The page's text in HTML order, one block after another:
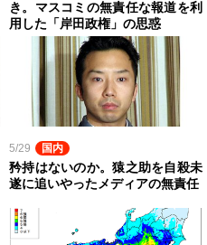
き。マスコミの無責任な報道を利
用した「岸田政権」の思惑
5/29 国内
矜持はないのか。猿之助を自殺未
遂に追いやったメディアの無責任